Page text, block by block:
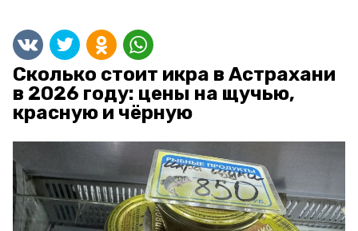
Сколько стоит икра в Астрахани
в 2026 году: цены на щучью,
красную и чёрную